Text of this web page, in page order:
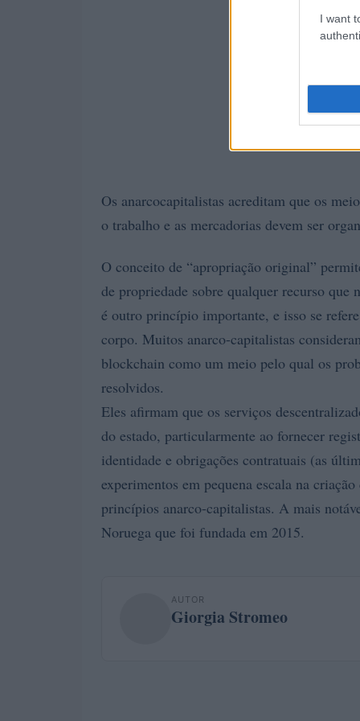
I want
Os anarcocapitalistas acreditam que os
o trabalho e as mercadorias devem ser
O conceito de “apropriação original”
de propriedade sobre qualquer recurso que
é outro princípio importante, e isso se
corpo. Muitos anarco-capitalistas
blockchain como um meio pelo qual os
resolvidos.
Eles afirmam que os serviços
do estado, particularmente ao fornecer
identidade e obrigações contratuais (as
experimentos em pequena escala na
princípios anarco-capitalistas. A mais
Noruega que foi fundada em 2015.
AUTOR
Giorgia Stromeo